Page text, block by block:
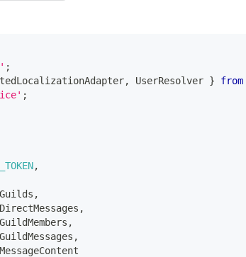
;
, UserResolver } from
;
,
Guilds ,
DirectMessages ,
GuildMembers ,
GuildMessages ,
MessageContent